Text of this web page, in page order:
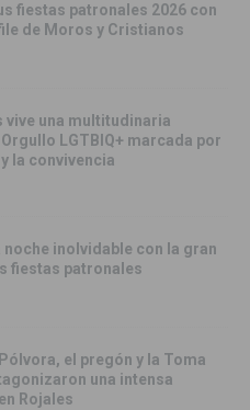
fiestas patronales 2026 con
de Moros y Cristianos
vive una multitudinaria
LGTBIQ+ marcada por
la convivencia
noche inolvidable con la gran
fiestas patronales
el pregón y la Toma
una intensa
Rojales